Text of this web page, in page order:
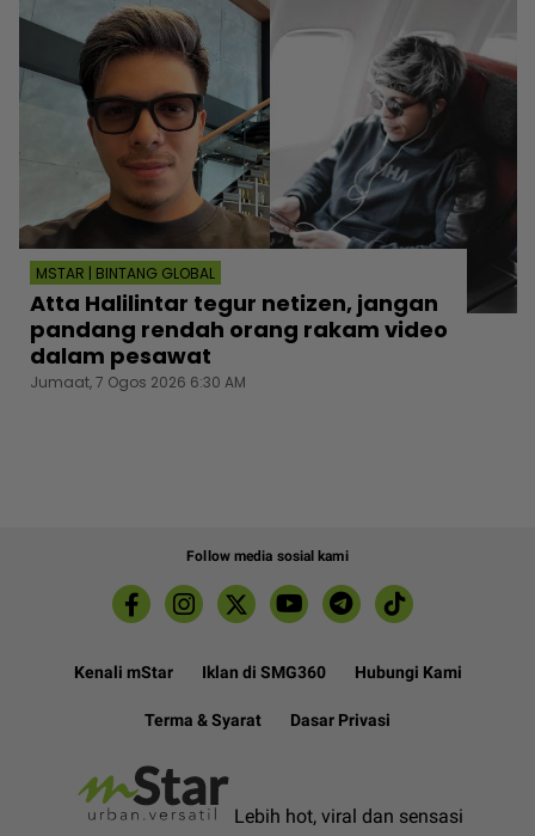
MSTAR | BINTANG GLOBAL
Atta Halilintar tegur netizen, jangan
pandang rendah orang rakam video
dalam pesawat
Jumaat, 7 Ogos 2026 6:30 AM
Follow media sosial kami
Kenali mStar Iklan di SMG360 Hubungi Kami
Terma & Syarat Dasar Privasi
Lebih hot, viral dan sensasi